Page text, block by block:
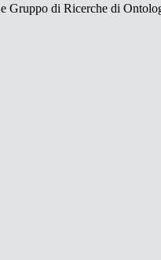
e Gruppo di Ricerche di